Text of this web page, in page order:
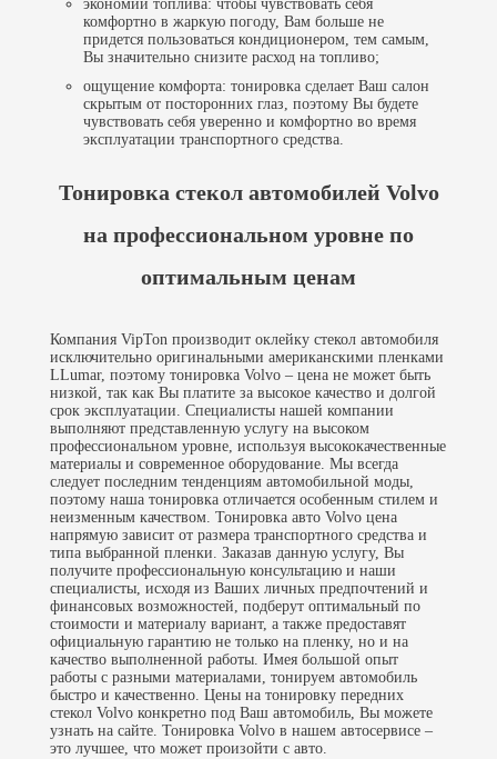
экономии топлива: чтобы чувствовать себя
комфортно в жаркую погоду, Вам больше не
придется пользоваться кондиционером, тем самым,
Вы значительно снизите расход на топливо;
ощущение комфорта: тонировка сделает Ваш салон
скрытым от посторонних глаз, поэтому Вы будете
чувствовать себя уверенно и комфортно во время
эксплуатации транспортного средства.
Тонировка стекол автомобилей Volvo
на профессиональном уровне по
оптимальным ценам
Компания VipTon производит оклейку стекол автомобиля
исключительно оригинальными американскими пленками
LLumar, поэтому тонировка Volvo – цена не может быть
низкой, так как Вы платите за высокое качество и долгой
срок эксплуатации. Специалисты нашей компании
выполняют представленную услугу на высоком
профессиональном уровне, используя высококачественные
материалы и современное оборудование. Мы всегда
следует последним тенденциям автомобильной моды,
поэтому наша тонировка отличается особенным стилем и
неизменным качеством. Тонировка авто Volvo цена
напрямую зависит от размера транспортного средства и
типа выбранной пленки. Заказав данную услугу, Вы
получите профессиональную консультацию и наши
специалисты, исходя из Ваших личных предпочтений и
финансовых возможностей, подберут оптимальный по
стоимости и материалу вариант, а также предоставят
официальную гарантию не только на пленку, но и на
качество выполненной работы. Имея большой опыт
работы с разными материалами, тонируем автомобиль
быстро и качественно. Цены на тонировку передних
стекол Volvo конкретно под Ваш автомобиль, Вы можете
узнать на сайте. Тонировка Volvo в нашем автосервисе –
это лучшее, что может произойти с авто.